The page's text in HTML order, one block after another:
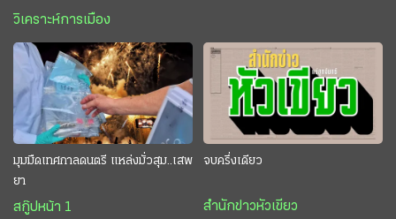
วิเคราะห์การเมือง
มุมมืดเทศกาลดนตรี แหล่งมั่วสุม..เสพ
ยา
สกู๊ปหน้า 1
จบครึ่งเดียว
สำนักข่าวหัวเขียว